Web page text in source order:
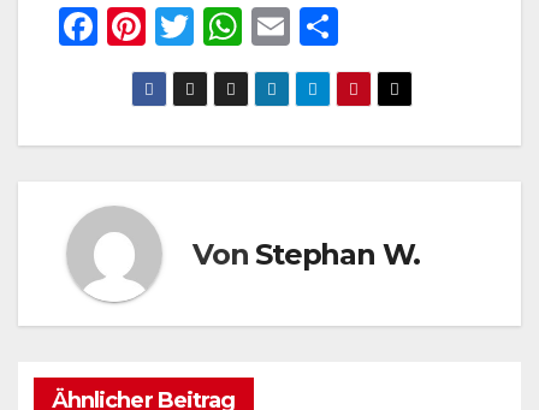
F
e
o
o
k
Pi
nt
er
e
T
w
itt
er
W
h
at
s
p
E
m
ail
ei
le
n
Von Stephan W.
Ähnlicher Beitrag